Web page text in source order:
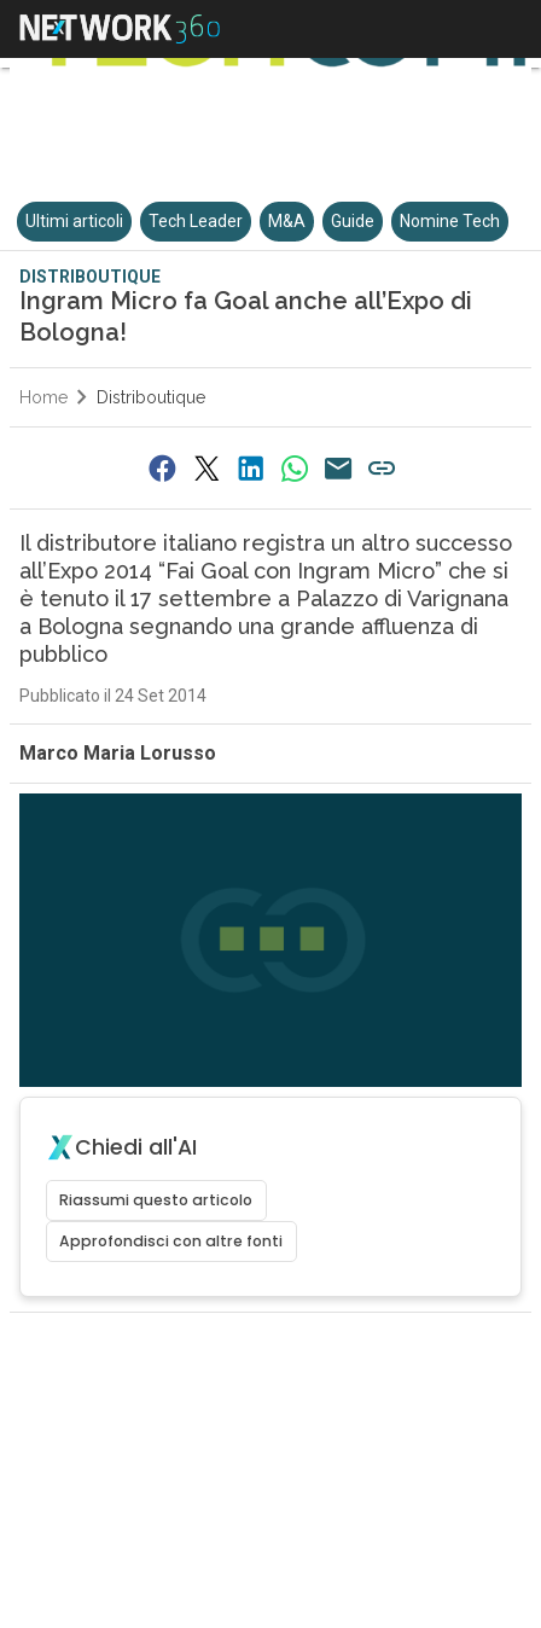
Ultimi articoli Tech Leader M&A Guide Nomine Tech
DISTRIBOUTIQUE
Ingram Micro fa Goal anche all’Expo di
Bologna!
Home Distriboutique
Il distributore italiano registra un altro successo
all’Expo 2014 “Fai Goal con Ingram Micro” che si
è tenuto il 17 settembre a Palazzo di Varignana
a Bologna segnando una grande affluenza di
pubblico
Pubblicato il 24 Set 2014
Marco Maria Lorusso
Chiedi all'AI
Riassumi questo articolo
Approfondisci con altre fonti